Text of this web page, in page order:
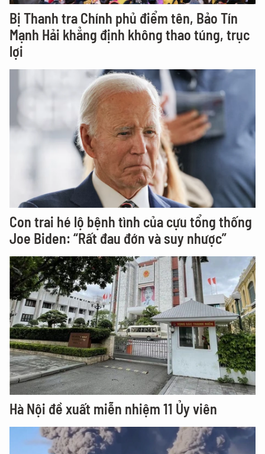
Bị Thanh tra Chính phủ điểm tên, Bảo Tín
Mạnh Hải khẳng định không thao túng, trục
lợi
Con trai hé lộ bệnh tình của cựu tổng thống
Joe Biden: “Rất đau đớn và suy nhược”
Hà Nội đề xuất miễn nhiệm 11 Ủy viên